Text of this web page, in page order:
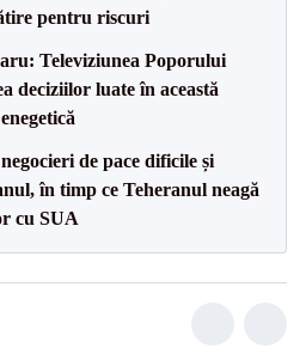
pentru riscuri
Televiziunea Poporului
deciziilor luate în această
de pace dificile și
în timp ce Teheranul neagă
cu SUA